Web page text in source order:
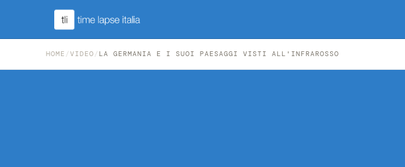
HOME /VIDEO / LA GERMANIA E I SUOI PAESAGGI VISTI ALL'INFRAROSSO